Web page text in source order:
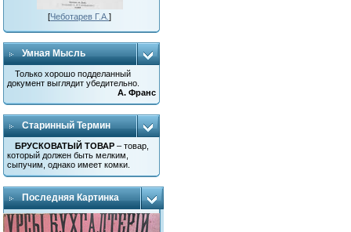
[Чеботарев Г.А.]
Умная Мысль
Только хорошо подделанный
документ выглядит убедительно.
А. Франс
Старинный Термин
БРУСКОВАТЫЙ ТОВАР – товар,
который должен быть мелким,
сыпучим, однако имеет комки.
Последняя Картинка